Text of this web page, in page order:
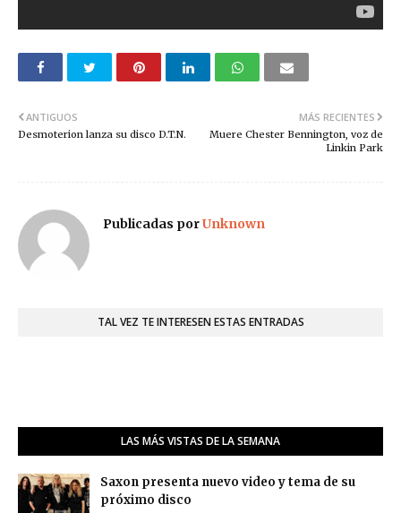
MÁS RECIENTES
Muere Chester Bennington, voz de
Linkin Park
ANTIGUOS
Desmoterion lanza su disco D.T.N.
Publicadas porUnknown
TAL VEZ TE INTERESEN ESTAS ENTRADAS
LAS MÁS VISTAS DE LA SEMANA
Saxon presenta nuevo video y tema de su
próximo disco